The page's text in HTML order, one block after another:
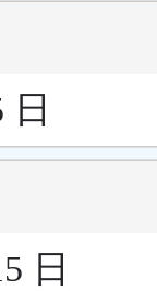
日
日